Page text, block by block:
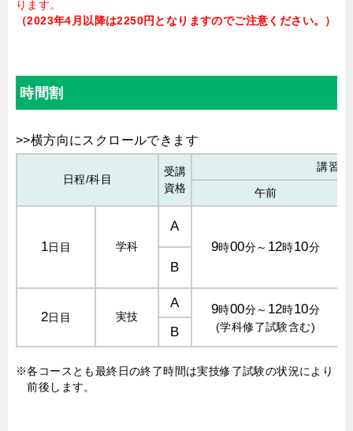
ります。
（2023年4月以降は2250円となりますのでご注意ください。）
時間割
日程/科目
受講
資格
講習時
午前
1日目 学科
A
9時00分～ 12時10分
B
2日目 実技
A 9時00分～ 12時10分
(学科修了試験含む)
B
※各コースとも最終日の終了時間は実技修了試験の状況により
前後します。